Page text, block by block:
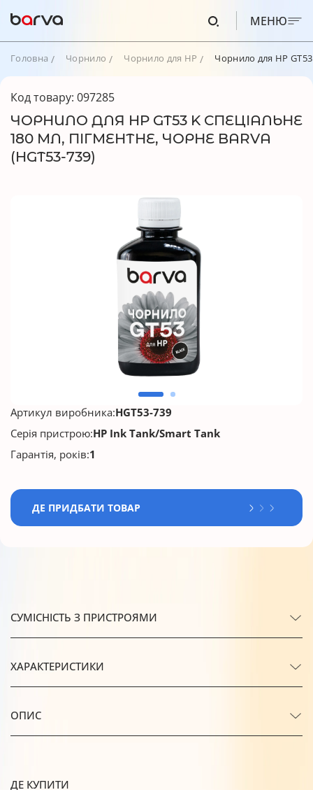
МЕНЮ
Головна Чорнило Чорнило для HP Чорнило для HP
Код товару: 097285
ЧОРНИЛО ДЛЯ HP GT53 K СПЕЦІАЛЬНЕ
180 МЛ, ПІГМЕНТНЕ, ЧОРНЕ BARVA
(HGT53-739)
Артикул виробника:HGT53-739
Серія пристрою:HP Ink Tank/Smart Tank
Гарантія, років:1
ДЕ ПРИДБАТИ ТОВАР
СУМІСНІСТЬ З ПРИСТРОЯМИ
ХАРАКТЕРИСТИКИ
ОПИС
ДЕ КУПИТИ